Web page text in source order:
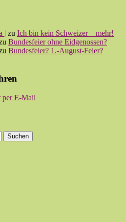
| zu Ich bin kein Schweizer – mehr!
Bundesfeier ohne Eidgenossen?
Bundesfeier? 1.-August-Feier?
per E-Mail